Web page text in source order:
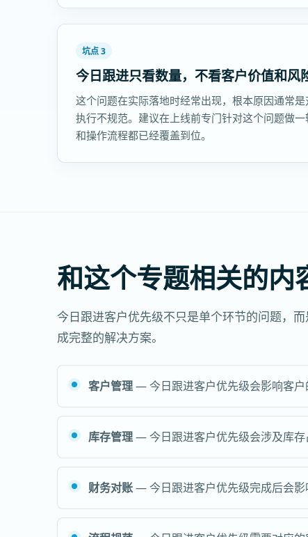
坑点 3
今日跟进只看数量，不看客户价值和风
这个问题在实际落地时经常出现，根本原因通常
执行不规范。建议在上线前专门针对这个问题做
和操作流程都已经覆盖到位。
和这个专题相关的内
今日跟进客户优先级不只是单个环节的问题，
成完整的解决方案。
客户管理— 今日跟进客户优先级会影响客户
库存管理— 今日跟进客户优先级会涉及库存
财务对账— 今日跟进客户优先级完成后会影